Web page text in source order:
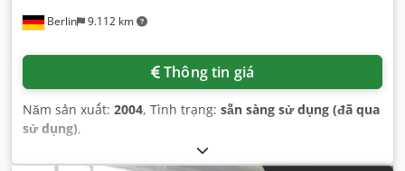
Berlin 9.112 km
Thông tin giá
Năm sản xuất: 2004, Tình trạng: sẵn sàng sử dụng (đã qua
sử dụng),